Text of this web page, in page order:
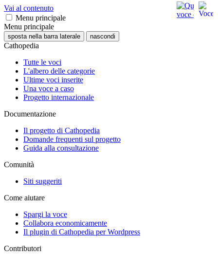
Vai al contenuto
Menu principale
Menu principale
sposta nella barra laterale nascondi
Cathopedia
Tutte le voci
L'albero delle categorie
Ultime voci inserite
Una voce a caso
Progetto internazionale
Documentazione
Il progetto di Cathopedia
Domande frequenti sul progetto
Guida alla consultazione
Comunità
Siti suggeriti
Come aiutare
Spargi la voce
Collabora economicamente
Il plugin di Cathopedia per Wordpress
Contributori